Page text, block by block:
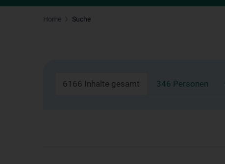
Home Suche
6166 Inhalte gesamt 346 Personen